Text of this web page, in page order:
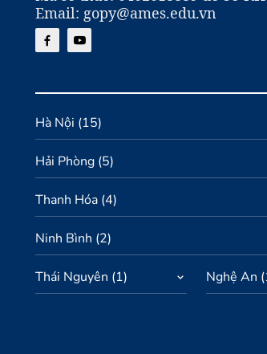
Email: gopy@ames.edu.vn
Hà Nội (15)
Hải Phòng (5)
Thanh Hóa (4)
Ninh Bình (2)
Thái Nguyên (1) Nghệ An (